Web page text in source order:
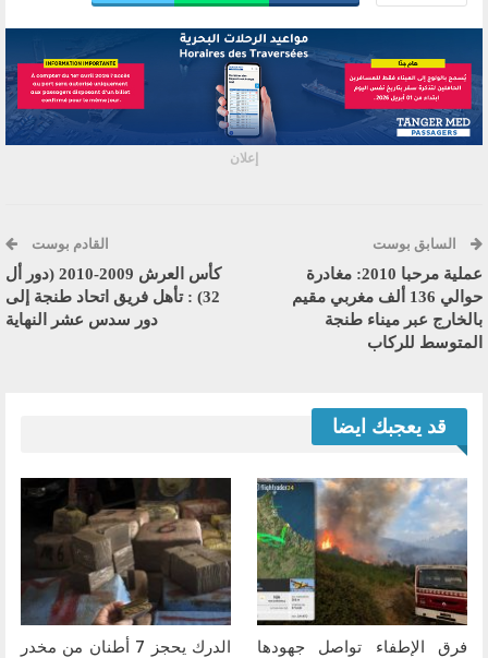
إعلان
السابق بوست
عملية مرحبا 2010: مغادرة
حوالي 136 ألف مغربي مقيم
بالخارج عبر ميناء طنجة
المتوسط للركاب
القادم بوست
كأس العرش 2009-2010 (دور أل
32) : تأهل فريق اتحاد طنجة إلى
دور سدس عشر النهاية
قد يعجبك ايضا
فرق الإطفاء تواصل جهودها
الدرك يحجز 7 أطنان من مخدر